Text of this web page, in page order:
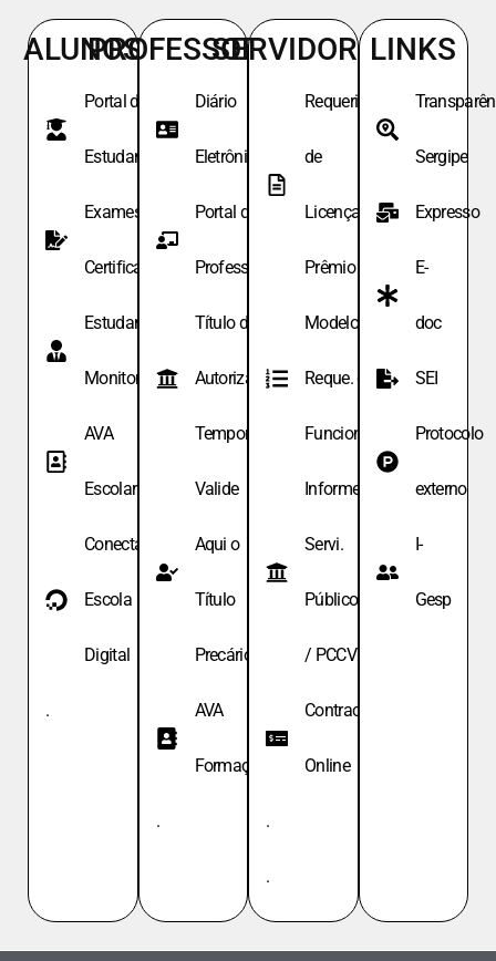
ALUNOS
Portal do
Estudante
Exames de
Certificação
Estudante
Monitor
AVA
Escolar
Conecta
Escola
Digital
.
PROFESSORES
Diário
Eletrônico
Portal do
Professor
Título de
Autoriza.
Temporária
Valide
Aqui o
Título
Precário
AVA
Formação
.
SERVIDORES
Requeri.
de
Licença
Prêmio
Modelo de
Reque. de
Funcionário
Informe
Servi.
Públicos
/ PCCV
Contracheque
Online
.
.
LINKS
Sergipe
Expresso
E-
doc
SEI
Protocolo
externo
I-
Gesp